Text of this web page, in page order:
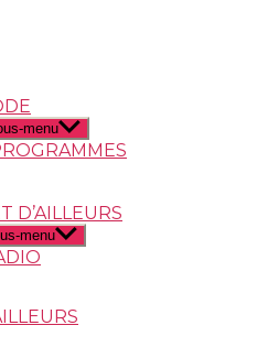
menu
D’AILLEURS
menu